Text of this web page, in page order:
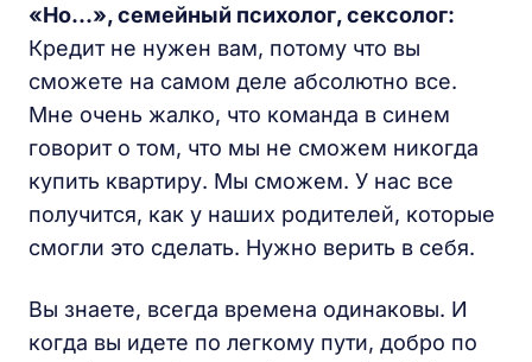
«Но...», семейный психолог, сексолог:
Кредит не нужен вам, потому что вы
сможете на самом деле абсолютно все.
Мне очень жалко, что команда в синем
говорит о том, что мы не сможем никогда
купить квартиру. Мы сможем. У нас все
получится, как у наших родителей, которые
смогли это сделать. Нужно верить в себя.
Вы знаете, всегда времена одинаковы. И
когда вы идете по легкому пути, добро по